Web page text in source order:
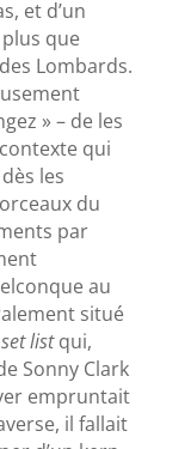
et d’un
que
Lombards.
» – de les
qui
les
du
par
au
situé
set listqui,
Sonny Clark
empruntait
il fallait